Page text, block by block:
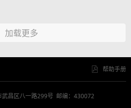
工
加载更多
帮助手册
武昌区八一路299号 邮编：430072